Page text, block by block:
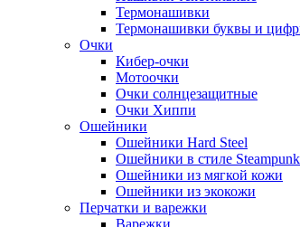
Термонашивки
Термонашивки буквы и
Очки
Кибер-очки
Мотоочки
Очки солнцезащитные
Очки Хиппи
Ошейники
Ошейники Hard Steel
Ошейники в стиле Steampunk
Ошейники из мягкой кожи
Ошейники из экокожи
Перчатки и варежки
Варежки